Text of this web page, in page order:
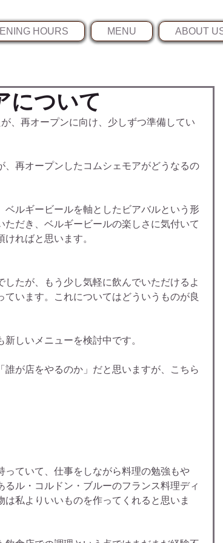
HOURS MENU ABOUT
について
、再オープンに向け、少しずつ準備してい
、再オープンしたコムシェモアがどうなるの
ルギービールを軸としたビアバルという形
だき、ベルギービールの楽しさに気付いて
ればと思います。
たが、もう少し気軽に飲んでいただけるよ
います。これについてはどういうものが良
しいメニューを検討中です。
が店をやるのか」だと思いますが、こちら
ていて、仕事をしながら料理の勉強もや
ル・コルドン・ブルーのフランス料理ディ
私よりいいものを作ってくれると思いま